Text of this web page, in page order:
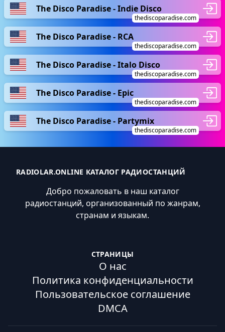
The Disco Paradise - Indie Disco
thediscoparadise.com
The Disco Paradise - RCA
thediscoparadise.com
The Disco Paradise - Italo Disco
thediscoparadise.com
The Disco Paradise - Epic
thediscoparadise.com
The Disco Paradise - Partymix
thediscoparadise.com
RADIOLAR.ONLINE КАТАЛОГ РАДИОСТАНЦИЙ
Добро пожаловать в наш каталог
радиостанций, организованный по жанрам,
странам и языкам.
СТРАНИЦЫ
О нас
Политика конфиденциальности
Пользовательское соглашение
DMCA